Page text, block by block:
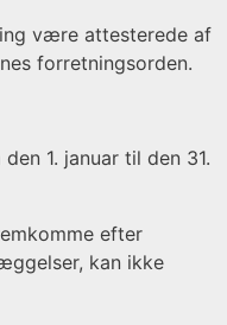
være attesterede af
forretningsorden.
1. januar til den 31.
efter
kan ikke